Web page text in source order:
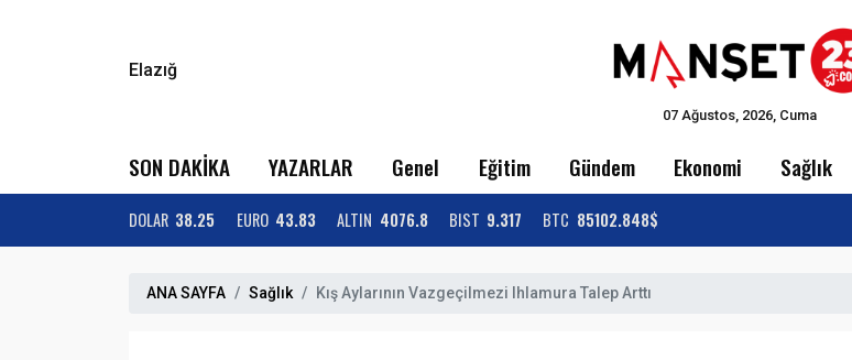
Elazığ
07 Ağustos, 2026, Cuma
SON DAKİKA YAZARLAR Genel Eğitim Gündem Ekonomi Sağlık
DOLAR 38.25 EURO 43.83 ALTIN 4076.8 BIST 9.317 BTC 85102.848$
ANA SAYFA Sağlık Kış Aylarının Vazgeçilmezi Ihlamura Talep Arttı